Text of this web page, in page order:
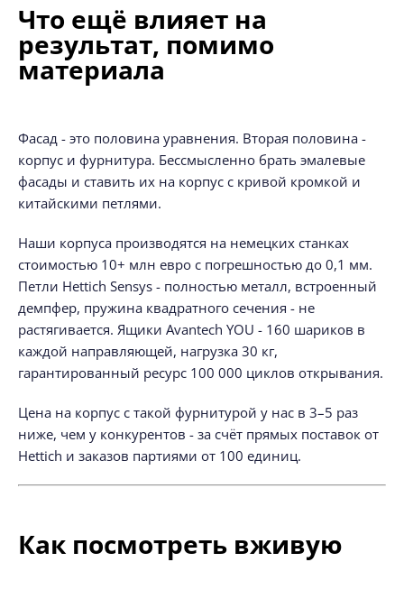
Что ещё влияет на
результат, помимо
материала
Фасад - это половина уравнения. Вторая половина -
корпус и фурнитура. Бессмысленно брать эмалевые
фасады и ставить их на корпус с кривой кромкой и
китайскими петлями.
Наши корпуса производятся на немецких станках
стоимостью 10+ млн евро с погрешностью до 0,1 мм.
Петли Hettich Sensys - полностью металл, встроенный
демпфер, пружина квадратного сечения - не
растягивается. Ящики Avantech YOU - 160 шариков в
каждой направляющей, нагрузка 30 кг,
гарантированный ресурс 100 000 циклов открывания.
Цена на корпус с такой фурнитурой у нас в 3–5 раз
ниже, чем у конкурентов - за счёт прямых поставок от
Hettich и заказов партиями от 100 единиц.
Как посмотреть вживую